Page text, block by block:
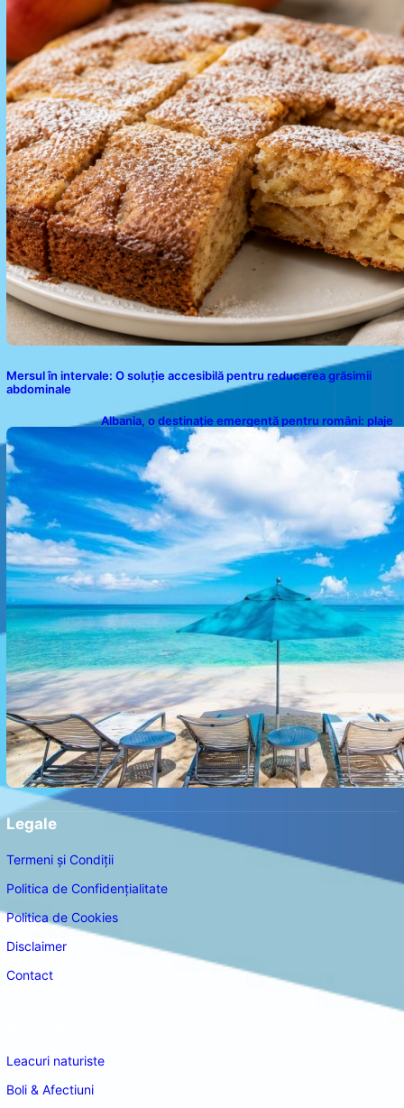
Mersul în intervale: O soluție accesibilă pentru reducerea grăsimii
abdominale
Albania, o destinație emergentă pentru români: plaje
spectaculoase, ape turcoaz și prețuri accesibile
Legale
Termeni și Condiții
Politica de Confidențialitate
Politica de Cookies
Disclaimer
Contact
Leacuri naturiste
Boli & Afectiuni